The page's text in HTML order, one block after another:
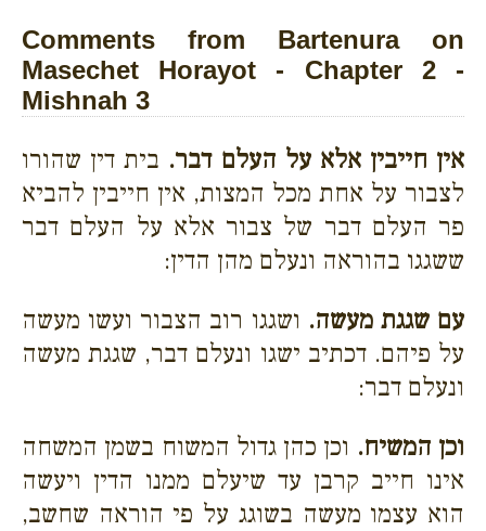
Comments from Bartenura on
Masechet Horayot - Chapter 2 -
Mishnah 3
אין חייבין אלא על העלם דבר. בית דין שהורו
לצבור על אחת מכל המצות, אין חייבין להביא
פר העלם דבר של צבור אלא על העלם דבר
ששגגו בהוראה ונעלם מהן הדין:
עם שגגת מעשה. ושגגו רוב הצבור ועשו מעשה
על פיהם. דכתיב ישגו ונעלם דבר, שגגת מעשה
ונעלם דבר:
וכן המשיח. וכן כהן גדול המשוח בשמן המשחה
אינו חייב קרבן עד שיעלם ממנו הדין ויעשה
הוא עצמו מעשה בשוגג על פי הוראה שחשב,